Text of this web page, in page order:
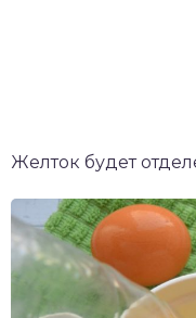
Желток будет